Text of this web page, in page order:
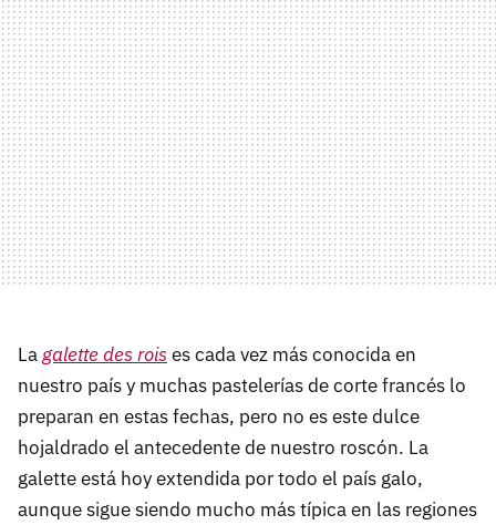
Lagalette des roises cada vez más conocida en
nuestro país y muchas pastelerías de corte francés lo
preparan en estas fechas, pero no es este dulce
hojaldrado el antecedente de nuestro roscón. La
galette está hoy extendida por todo el país galo,
aunque sigue siendo mucho más típica en las regiones